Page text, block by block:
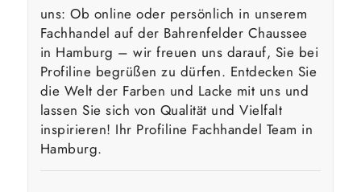
uns: Ob online oder persönlich in unserem
Fachhandel auf der Bahrenfelder Chaussee
in Hamburg – wir freuen uns darauf, Sie bei
Profiline begrüßen zu dürfen. Entdecken Sie
die Welt der Farben und Lacke mit uns und
lassen Sie sich von Qualität und Vielfalt
inspirieren! Ihr Profiline Fachhandel Team in
Hamburg.